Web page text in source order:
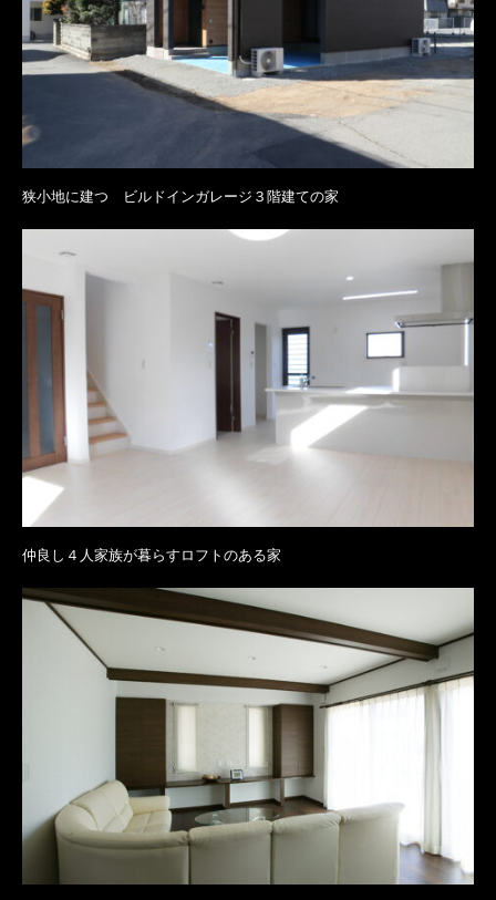
狭小地に建つ ビルドインガレージ３階建ての家
仲良し４人家族が暮らすロフトのある家